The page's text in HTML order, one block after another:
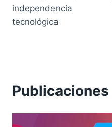
independencia
tecnológica